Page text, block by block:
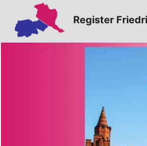
Inhalt
springen
Register